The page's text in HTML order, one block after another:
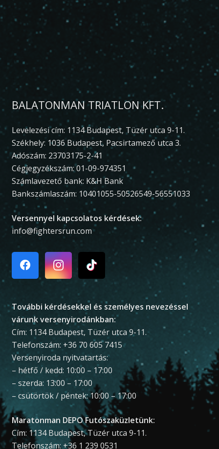
BALATONMAN TRIATLON KFT.
Levelezési cím: 1134 Budapest, Tüzér utca 9-11.
Székhely: 1036 Budapest, Pacsirtamező utca 3.
Adószám: 23703175-2-41
Cégjegyzékszám: 01-09-974351
Számlavezető bank: K&H Bank
Bankszámlaszám: 10401055-50526549-56551033
Versennyel kapcsolatos kérdések:
info@fightersrun.com
További kérdésekkel és személyes nevezéssel
várunk versenyirodánkban:
Cím: 1134 Budapest, Tüzér utca 9-11.
Telefonszám: +36 70 605 7415
Versenyiroda nyitvatartás:
– hétfő / kedd: 10:00 – 17:00
– szerda: 13:00 – 17:00
– csütörtök / péntek: 10:00 – 17:00
Maratonman DEPO Futószaküzletünk:
Cím: 1134 Budapest, Tüzér utca 9-11.
Telefonszám: +36 1 239 0531